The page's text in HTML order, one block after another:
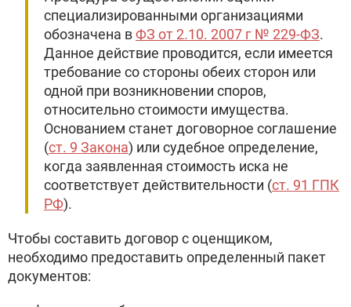
специализированными организациями
обозначена вФЗ от 2.10. 2007 г № 229-ФЗ.
Данное действие проводится, если имеется
требование со стороны обеих сторон или
одной при возникновении споров,
относительно стоимости имущества.
Основанием станет договорное соглашение
(ст. 9 Закона) или судебное определение,
когда заявленная стоимость иска не
соответствует действительности (ст. 91 ГПК
РФ).
Чтобы составить договор с оценщиком,
необходимо предоставить определенный пакет
документов: